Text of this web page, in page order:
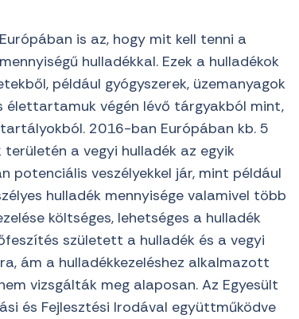
is az, hogy mit kell tenni a
hulladékkal. Ezek a hulladékok
például gyógyszerek, üzemanyagok
élettartamuk végén lévő tárgyakból mint,
2016-ban Európában kb. 5
a vegyi hulladék az egyik
potenciális veszélyekkel jár, mint például
hulladék mennyisége valamivel több
költséges, lehetséges a hulladék
született a hulladék és a vegyi
ám a hulladékkezeléshez alkalmazott
vizsgálták meg alaposan. Az Egyesült
és Fejlesztési Irodával együttműködve